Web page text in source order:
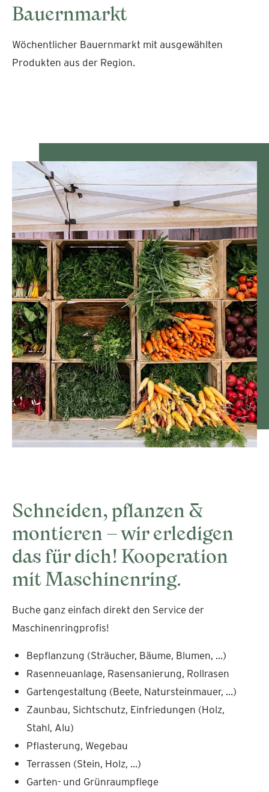
Bauernmarkt
Wöchentlicher Bauernmarkt mit ausgewählten
Produkten aus der Region.
Schneiden, pflanzen &
montieren – wir erledigen
das für dich! Kooperation
mit Maschinenring.
Buche ganz einfach direkt den Service der
Maschinenringprofis!
Bepflanzung (Sträucher, Bäume, Blumen, ...)
Rasenneuanlage, Rasensanierung, Rollrasen
Gartengestaltung (Beete, Natursteinmauer, …)
Zaunbau, Sichtschutz, Einfriedungen (Holz,
Stahl, Alu)
Pflasterung, Wegebau
Terrassen (Stein, Holz, …)
Garten- und Grünraumpflege